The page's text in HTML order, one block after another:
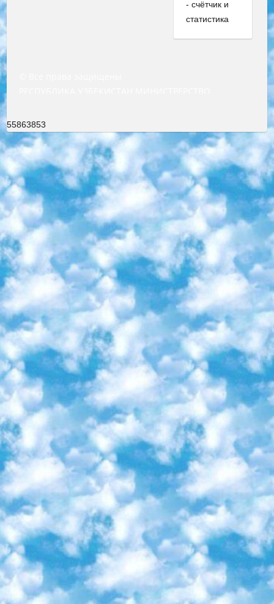
55863853